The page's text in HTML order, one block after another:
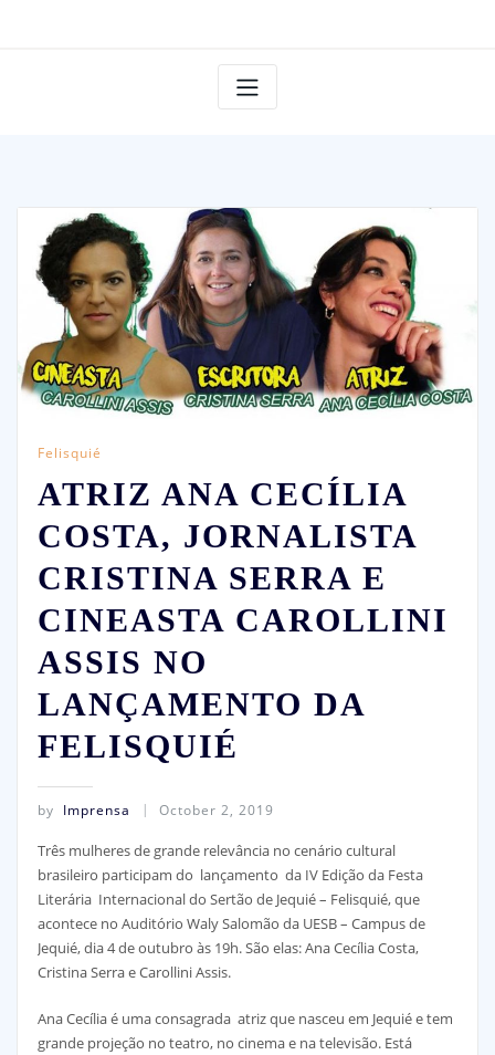
Felisquié
ATRIZ ANA CECÍLIA
COSTA, JORNALISTA
CRISTINA SERRA E
CINEASTA CAROLLINI
ASSIS NO
LANÇAMENTO DA
FELISQUIÉ
by Imprensa October 2, 2019
Três mulheres de grande relevância no cenário cultural
brasileiro participam do lançamento da IV Edição da Festa
Literária Internacional do Sertão de Jequié – Felisquié, que
acontece no Auditório Waly Salomão da UESB – Campus de
Jequié, dia 4 de outubro às 19h. São elas: Ana Cecília Costa,
Cristina Serra e CarolliniAssis.
Ana Cecília é uma consagrada atriz que nasceu em Jequié e tem
grande projeção no teatro, no cinema e na televisão. Está